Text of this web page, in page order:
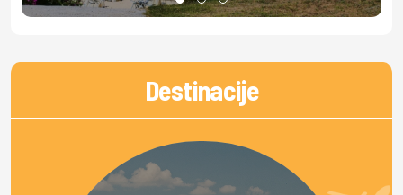
Destinacije